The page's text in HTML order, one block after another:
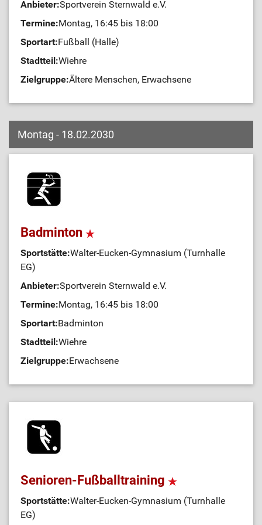
Anbieter:Sportverein Sternwald e.V.
Termine:Montag, 16:45 bis 18:00
Sportart:Fußball (Halle)
Stadtteil:Wiehre
Zielgruppe:Ältere Menschen, Erwachsene
Montag - 18.02.2030
Badminton
Sportstätte:Walter-Eucken-Gymnasium (Turnhalle
EG)
Anbieter:Sportverein Sternwald e.V.
Termine:Montag, 16:45 bis 18:00
Sportart:Badminton
Stadtteil:Wiehre
Zielgruppe:Erwachsene
Senioren-Fußballtraining
Sportstätte:Walter-Eucken-Gymnasium (Turnhalle
EG)